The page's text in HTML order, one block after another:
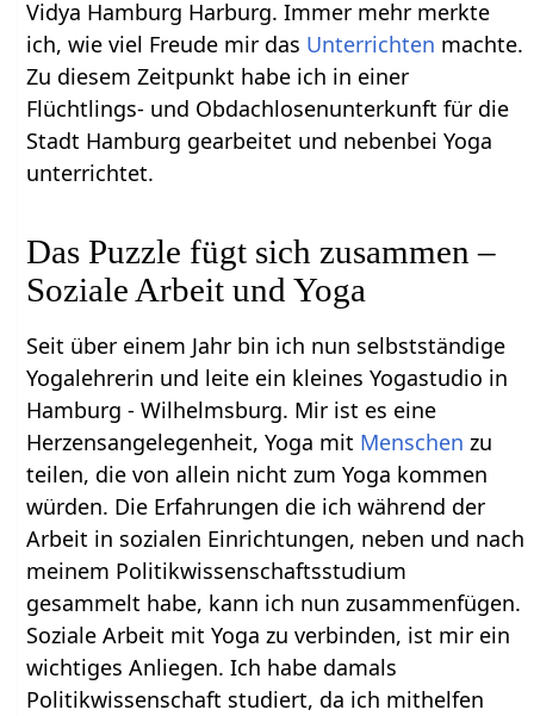
Vidya Hamburg Harburg. Immer mehr merkte
ich, wie viel Freude mir das Unterrichten machte.
Zu diesem Zeitpunkt habe ich in einer
Flüchtlings- und Obdachlosenunterkunft für die
Stadt Hamburg gearbeitet und nebenbei Yoga
unterrichtet.
Das Puzzle fügt sich zusammen –
Soziale Arbeit und Yoga
Seit über einem Jahr bin ich nun selbstständige
Yogalehrerin und leite ein kleines Yogastudio in
Hamburg - Wilhelmsburg. Mir ist es eine
Herzensangelegenheit, Yoga mit Menschen zu
teilen, die von allein nicht zum Yoga kommen
würden. Die Erfahrungen die ich während der
Arbeit in sozialen Einrichtungen, neben und nach
meinem Politikwissenschaftsstudium
gesammelt habe, kann ich nun zusammenfügen.
Soziale Arbeit mit Yoga zu verbinden, ist mir ein
wichtiges Anliegen. Ich habe damals
Politikwissenschaft studiert, da ich mithelfen